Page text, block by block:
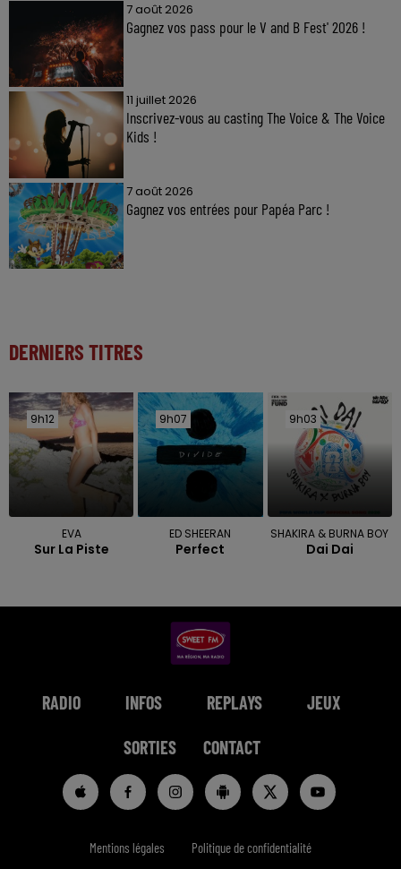
7 août 2026
Gagnez vos pass pour le V and B Fest' 2026 !
11 juillet 2026
Inscrivez-vous au casting The Voice & The Voice
Kids !
7 août 2026
Gagnez vos entrées pour Papéa Parc !
DERNIERS TITRES
9h12
9h12
EVA
Sur La Piste
9h07
9h07
ED SHEERAN
Perfect
9h03
9h03
SHAKIRA & BURNA BOY
Dai Dai
RADIO INFOS REPLAYS JEUX
SORTIES CONTACT
Mentions légales Politique de confidentialité